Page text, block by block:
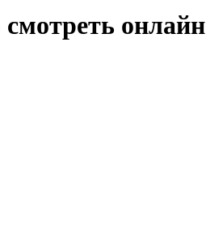
онлайн